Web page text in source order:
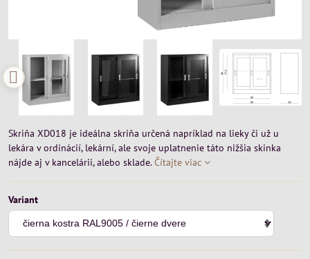
Skriňa XD018 je ideálna skriňa určená napríklad na lieky či už u
lekára v ordinácií, lekární, ale svoje uplatnenie táto nižšia skinka
nájde aj v kancelárii, alebo sklade.Čítajte viac
Variant